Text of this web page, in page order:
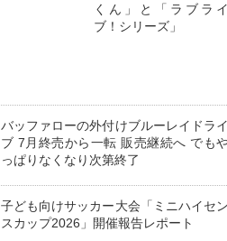
くん」と「ラブライ
ブ！シリーズ」
バッファローの外付けブルーレイドライ
ブ 7月終売から一転 販売継続へ でも
っぱりなくなり次第終了
子ども向けサッカー大会「ミニハイセン
スカップ2026」開催報告レポート